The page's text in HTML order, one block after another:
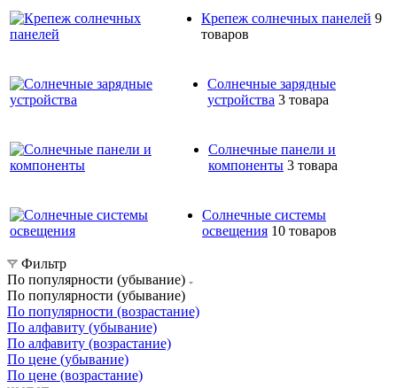
Крепеж солнечных панелей 9
товаров
Солнечные зарядные
устройства 3 товара
Солнечные панели и
компоненты 3 товара
Солнечные системы
освещения 10 товаров
Фильтр
По популярности (убывание)
По популярности (убывание)
По популярности (возрастание)
По алфавиту (убывание)
По алфавиту (возрастание)
По цене (убывание)
По цене (возрастание)